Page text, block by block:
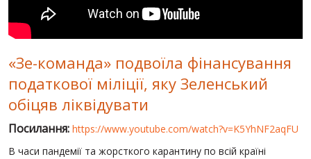
ПУБЛІЧНІ ЛЮДИ
РОСІЙСЬКО-УКРАЇНСЬКА ВІЙНА
"WINTER ON FIRE"
ХРОНОЛОГІЯ ЄВРОМАЙДАНУ
«Зе-команда» подвоїла фінансування
податкової міліції, яку Зеленський
обіцяв ліквідувати
Посилання: https://www.youtube.com/watch?v=K5YhNF2aqFU
В часи пандемії та жорсткого карантину по всій країні